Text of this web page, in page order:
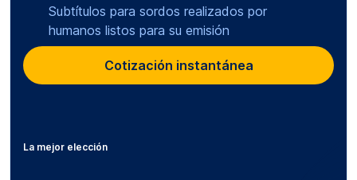
Subtítulos para sordos realizados por
humanos listos para su emisión
Cotización instantánea
La mejor elección